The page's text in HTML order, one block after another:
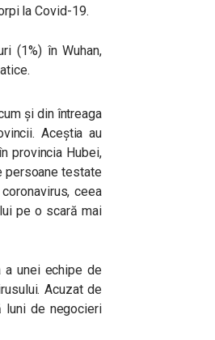
la Covid-19.
(1%) în Wuhan,
și din întreaga
Aceștia au
provincia Hubei,
persoane testate
ceea
pe o scară mai
a unei echipe de
Acuzat de
luni de negocieri